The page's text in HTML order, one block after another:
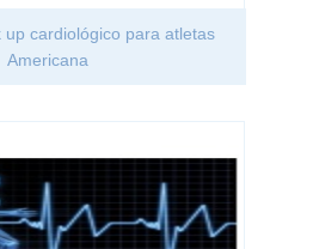
up cardiológico para atletas
Americana